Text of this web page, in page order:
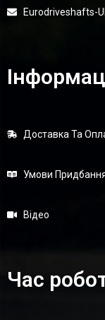
Eurodriveshafts-
Доставка Та
Умови
Відео
Час